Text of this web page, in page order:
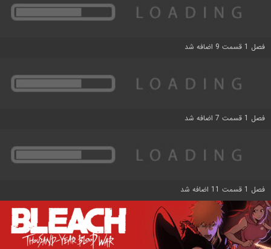
فصل 1 قسمت 9 اضافه شد
فصل 1 قسمت 7 اضافه شد
فصل 1 قسمت 11 اضافه شد